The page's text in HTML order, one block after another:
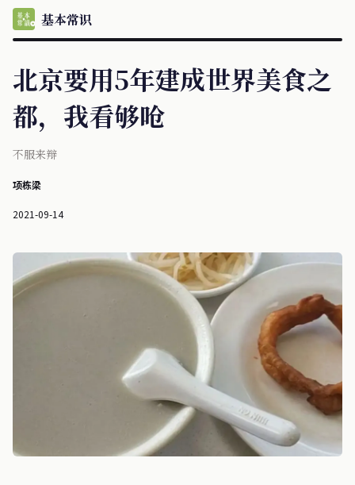
基本常识
北京要用5年建成世界美食之
都，我看够呛
不服来辩
项栋梁
2021-09-14